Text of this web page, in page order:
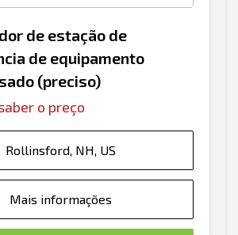
de estação de
de equipamento
(preciso)
o preço
Rollinsford, NH, US
Mais informações